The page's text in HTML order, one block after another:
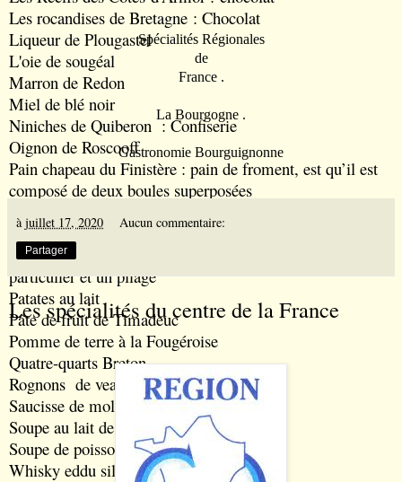
Les rocandises de Bretagne : Chocolat
Liqueur de Plougastel
L'oie de sougéal
Marron de Redon
Miel de blé noir
Niniches de Quiberon : Confiserie
Oignon de Roscooff
Pain chapeau du Finistère : pain de froment, est qu’il est
composé de deux boules superposées
Pain doux bigouden:entre le pain et la brioche
Pain plié: pain de blé pur et levain avec un pétrissage
particulier et un pliage
Patates au lait
Pâte de fruit de Timadeuc
Pomme de terre à la Fougéroise
Quatre-quarts Breton
Rognons de veau de Haute Bretagne
Saucisse de molène
Soupe au lait de Béton
Soupe de poisson Bretonne
Whisky eddu silver
Spécialités Régionales
de
France .
La Bourgogne .
Gastronomie Bourguignonne
àjuillet 17, 2020 Aucun commentaire:
Partager
Les spécialités du centre de la France